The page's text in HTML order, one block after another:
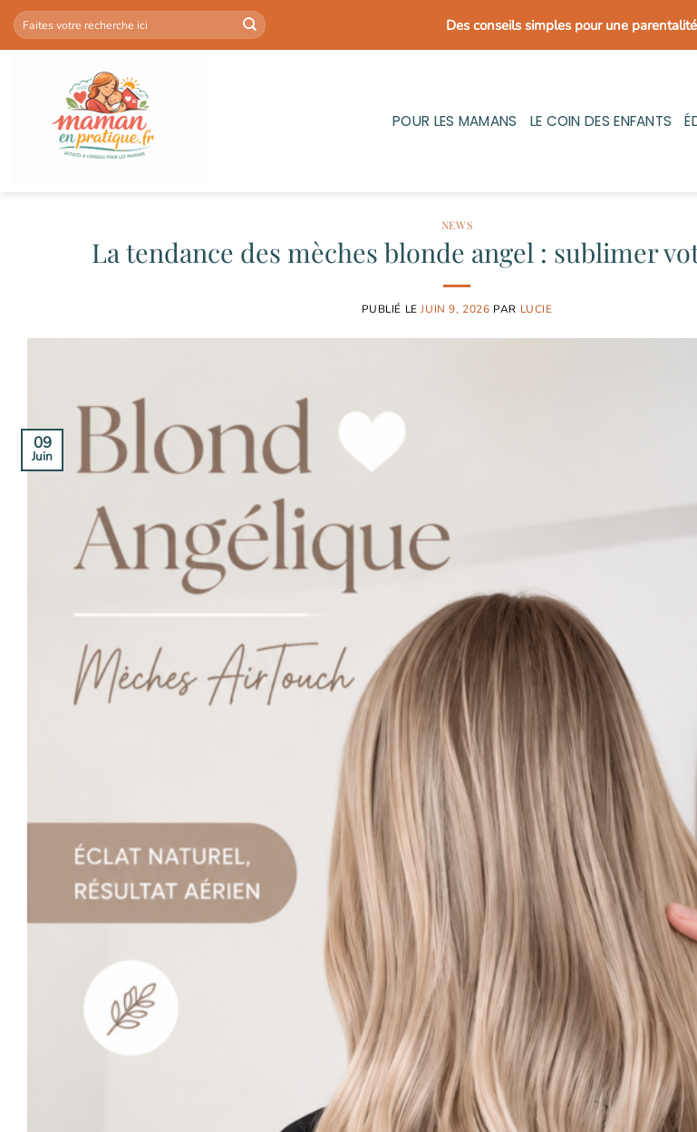
Passer
au
Des conseils simples pour une
POUR LES MAMANS LE COIN DES ENFANTS
NEWS
La tendance des mèches blonde angel : sublimer
PUBLIÉ LEJUIN 9, 2026 PAR LUCIE
09
Juin